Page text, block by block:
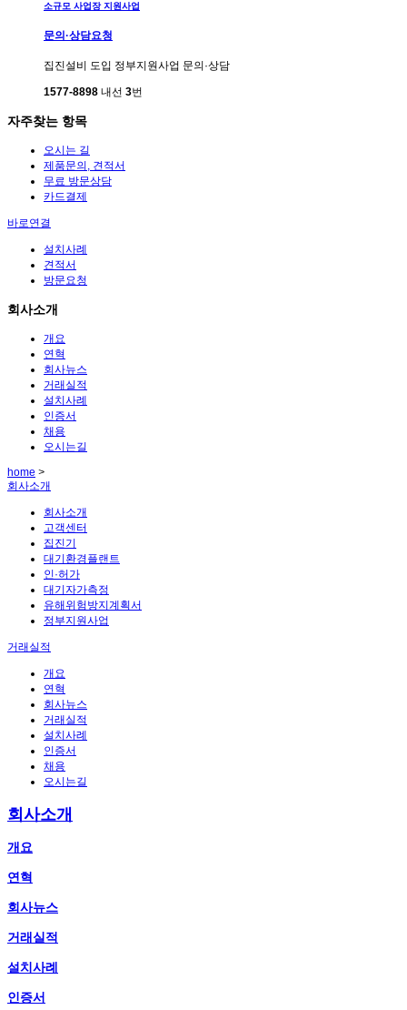
소규모 사업장 지원사업
문의·상담요청
집진설비 도입 정부지원사업 문의·상담
1577-8898 내선 3번
자주찾는 항목
오시는 길
제품문의, 견적서
무료 방문상담
카드결제
바로연결
설치사례
견적서
방문요청
회사소개
개요
연혁
회사뉴스
거래실적
설치사례
인증서
채용
오시는길
home >
회사소개
회사소개
고객센터
집진기
대기환경플랜트
인·허가
대기자가측정
유해위험방지계획서
정부지원사업
거래실적
개요
연혁
회사뉴스
거래실적
설치사례
인증서
채용
오시는길
회사소개
개요
연혁
회사뉴스
거래실적
설치사례
인증서